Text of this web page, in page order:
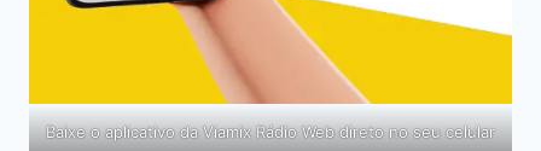
Baixe o aplicativo da Viamix Rádio Web direto no seu celular